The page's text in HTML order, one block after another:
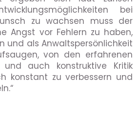
bei
zu wachsen muss der
Angst vor Fehlern zu haben,
und als Anwaltspersönlichkeit
von den erfahrenen
und auch konstruktive Kritik
konstant zu verbessern und